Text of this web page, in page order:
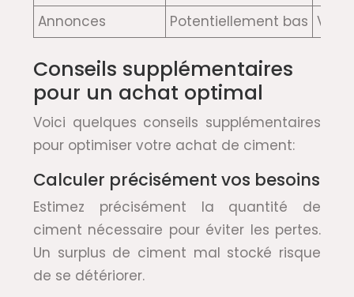
Annonces
Potentiellement bas
Conseils supplémentaires
pour un achat optimal
Voici quelques conseils supplémentaires
pour optimiser votre achat de ciment:
Calculer précisément vos besoins
Estimez précisément la quantité de
ciment nécessaire pour éviter les pertes.
Un surplus de ciment mal stocké risque
de se détériorer.